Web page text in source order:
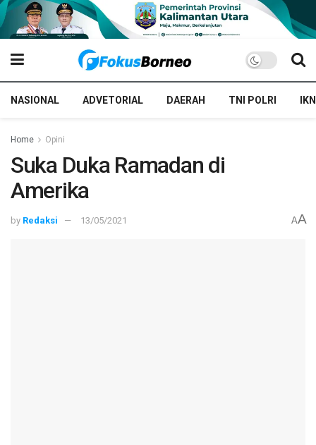
NASIONAL ADVETORIAL DAERAH TNI POLRI IKN
Home Opini
Suka Duka Ramadan di
Amerika
by Redaksi 13/05/2021 AA